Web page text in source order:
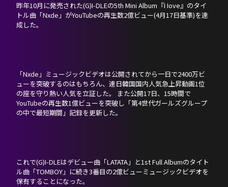
昨年10月に発売された(G)I-DLEの5th Mini Album『I Iove』のタイ
トル曲「Nxde」がYouTubeの再生数2億ビュー(4月17日基準)を達
成した。
「Nxde」ミュージックビデオは公開されてから一日で2400万ビ
ューを突破するのはもちろん、連日韓国国内人気急上昇動画1位
の座を守り熱い人気を立証した。 また公開17日、15時間で
YouTubeの再生数1億ビューを突破し「第4世代ガールズグループ
の中で最短期間」記録を更新した。
これで(G)I-DLEはデビュー曲「LATATA」と1st Full Albumのタイト
ル曲「TOMBOY」に続き3番目の2億ビューミュージックビデオを
保有することになった。